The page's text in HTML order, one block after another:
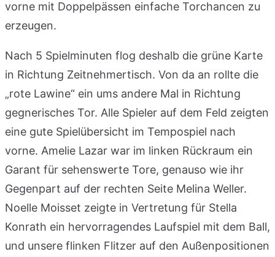
vorne mit Doppelpässen einfache Torchancen zu
erzeugen.
Nach 5 Spielminuten flog deshalb die grüne Karte
in Richtung Zeitnehmertisch. Von da an rollte die
„rote Lawine“ ein ums andere Mal in Richtung
gegnerisches Tor. Alle Spieler auf dem Feld zeigten
eine gute Spielübersicht im Tempospiel nach
vorne. Amelie Lazar war im linken Rückraum ein
Garant für sehenswerte Tore, genauso wie ihr
Gegenpart auf der rechten Seite Melina Weller.
Noelle Moisset zeigte in Vertretung für Stella
Konrath ein hervorragendes Laufspiel mit dem Ball,
und unsere flinken Flitzer auf den Außenpositionen